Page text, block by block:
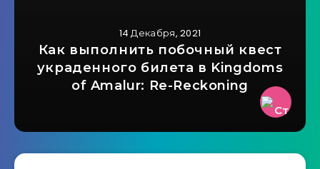
14 Декабря, 2021
Как выполнить побочный квест
украденного билета в Kingdoms
of Amalur: Re-Reckoning